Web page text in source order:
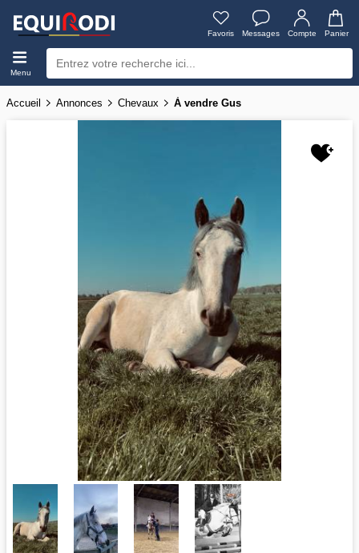
Favoris Messages Compte Panier
Menu
Accueil Annonces Chevaux À vendre Gus